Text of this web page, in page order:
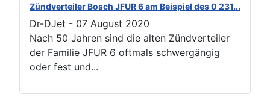
Zündverteiler Bosch JFUR 6 am Beispiel des 0 231...
Dr-DJet - 07 August 2020
Nach 50 Jahren sind die alten Zündverteiler
der Familie JFUR 6 oftmals schwergängig
oder fest und...